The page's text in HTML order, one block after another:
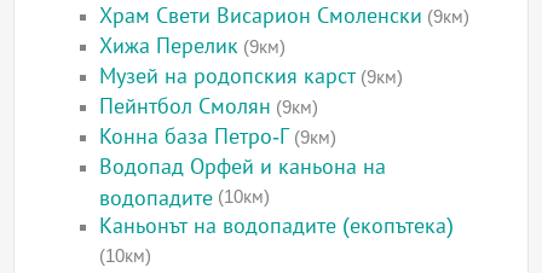
Храм Свети Висарион Смоленски (9км)
Хижа Перелик (9км)
Музей на родопския карст(9км)
Пейнтбол Смолян (9км)
Конна база Петро-Г (9км)
Водопад Орфей и каньона на
водопадите (10км)
Каньонът на водопадите (екопътека)
(10км)